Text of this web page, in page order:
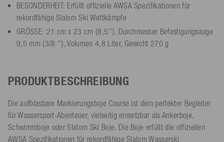
BESONDERHEIT: Erfüllt offizielle AWSA Spezifikationen für
rekordfähige Slalom Ski Wettkämpfe
GRÖSSE: 21 cm x 23 cm (8,5''), Durchmesser Befestigungsauge
9,5 mm (3/8 ''), Volumen 4,8 Liter, Gewicht 270 g
PRODUKTBESCHREIBUNG
Die aufblasbare Markierungsboje Course ist dein perfekter Begleiter
für Wassersport-Abenteuer, vielseitig einsetzbar als Ankerboje,
Schwimmboje oder Slalom Ski Boje. Die Boje erfüllt die offiziellen
AWSA Spezifikationen für rekordfähige Slalom Wasserski